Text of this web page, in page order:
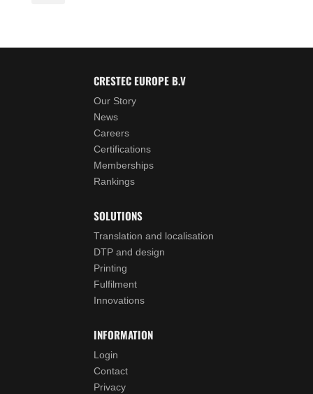
CRESTEC EUROPE B.V
Our Story
News
Careers
Certifications
Memberships
Rankings
SOLUTIONS
Translation and localisation
DTP and design
Printing
Fulfilment
Innovations
INFORMATION
Login
Contact
Privacy